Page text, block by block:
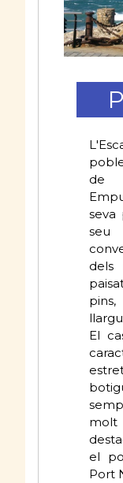
de
seva
seu
dels
El
molt
el
Port